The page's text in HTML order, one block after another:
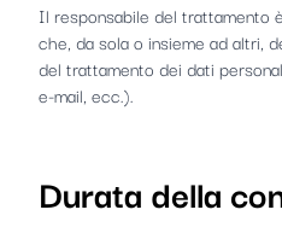
Il responsabile del trattamento
che, da sola o insieme ad altri,
del trattamento dei dati
e-mail, ecc.).
Durata della